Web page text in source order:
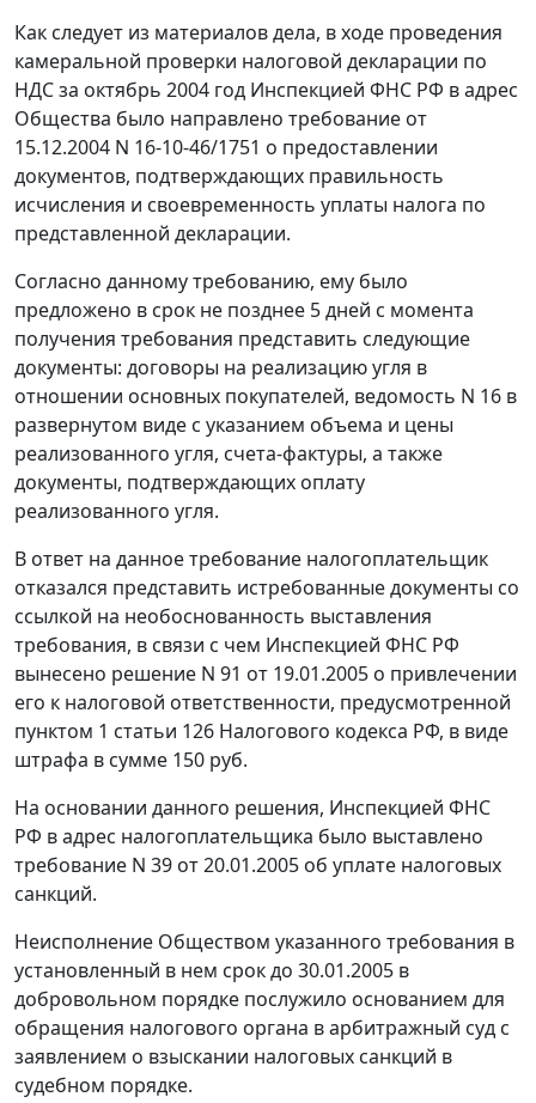
Как следует из материалов дела, в ходе проведения
камеральной проверки налоговой декларации по
НДС за октябрь 2004 год Инспекцией ФНС РФ в адрес
Общества было направлено требование от
15.12.2004 N 16-10-46/1751 о предоставлении
документов, подтверждающих правильность
исчисления и своевременность уплаты налога по
представленной декларации.
Согласно данному требованию, ему было
предложено в срок не позднее 5 дней с момента
получения требования представить следующие
документы: договоры на реализацию угля в
отношении основных покупателей, ведомость N 16 в
развернутом виде с указанием объема и цены
реализованного угля, счета-фактуры, а также
документы, подтверждающих оплату
реализованного угля.
В ответ на данное требование налогоплательщик
отказался представить истребованные документы со
ссылкой на необоснованность выставления
требования, в связи с чем Инспекцией ФНС РФ
вынесено решение N 91 от 19.01.2005 о привлечении
его к налоговой ответственности, предусмотренной
пунктом 1 статьи 126 Налогового кодекса РФ, в виде
штрафа в сумме 150 руб.
На основании данного решения, Инспекцией ФНС
РФ в адрес налогоплательщика было выставлено
требование N 39 от 20.01.2005 об уплате налоговых
санкций.
Неисполнение Обществом указанного требования в
установленный в нем срок до 30.01.2005 в
добровольном порядке послужило основанием для
обращения налогового органа в арбитражный суд с
заявлением о взыскании налоговых санкций в
судебном порядке.